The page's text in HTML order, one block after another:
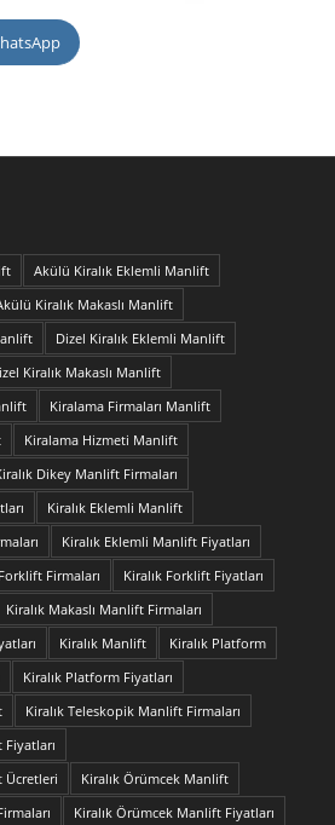
Akülü Kiralık Eklemli Manlift
Kiralık Makaslı Manlift
Dizel Kiralık Eklemli Manlift
Kiralık Makaslı Manlift
Kiralama Firmaları Manlift
Kiralama Hizmeti Manlift
Dikey Manlift Firmaları
Kiralık Eklemli Manlift
Kiralık Eklemli Manlift Fiyatları
Firmaları
Kiralık Forklift Fiyatları
Kiralık Makaslı Manlift Firmaları
Kiralık Manlift
Kiralık Platform
Kiralık Platform Fiyatları
Kiralık Teleskopik Manlift Firmaları
Ücretleri
Kiralık Örümcek Manlift
Kiralık Örümcek Manlift Fiyatları